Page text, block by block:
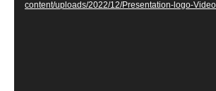
content/uploads/2022/12/Presentation-logo-